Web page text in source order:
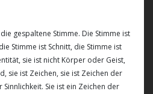
gespaltene Stimme. Die Stimme ist
Stimme ist Schnitt, die Stimme ist
sie ist nicht Körper oder Geist,
sie ist Zeichen, sie ist Zeichen der
Sie ist ein Zeichen der